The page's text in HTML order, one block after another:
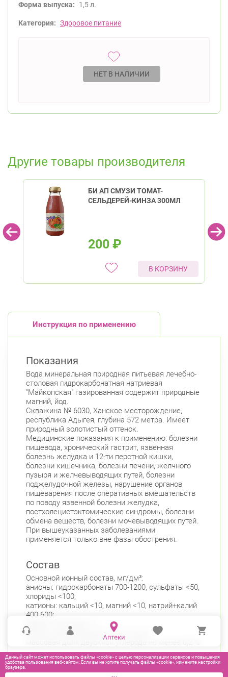
Форма выпуска: 1,5 л.
Категория: Здоровое питание
НЕТ В НАЛИЧИИ
Другие товары производителя
БИ АП СМУЗИ ТОМАТ-
СЕЛЬДЕРЕЙ-КИНЗА 300МЛ
200 ₽
В КОРЗИНУ
Инструкция по применению
Показания
Вода минеральная природная питьевая лечебно-
столовая гидрокарбонатная натриевая
"Майкопская" газированная содержит природные
магний, йод.
Скважина № 6030, Ханское месторождение,
республика Адыгея, глубина 572 метра. Имеет
природный золотистый оттенок.
Медицинские показания к применению: болезни
пищевода, хронический гастрит, язвенная
болезнь желудка и 12-ти перстной кишки,
болезни кишечника, болезни печени, желчного
пузыря и желчевыводящих путей, болезни
поджелудочной железы, нарушение органов
пищеварения после оперативных вмешательств
по поводу язвенной болезни желудка,
постхолецистэктомические синдромы, болезни
обмена веществ, болезни мочевыводящих путей.
При вышеуказанных заболеваниями
применяется только вне фазы обострения.
Состав
Основной ионный состав, мг/дм³:
анионы: гидрокарбонаты 700-1200, сульфаты <50,
хлориды <100;
катионы: кальций <10, магний <10, натрий+калий
400-600;
йодид <5, фторид <1;
общая минерализация 1,0-2,0 г/дм³;
массовая доля двуокиси углерода не менее 0,2 %
Данный сайт может использовать файлы «cookie» с целью персонализации сервисов и повышения
удобства пользования веб-сайтом. Если вы не хотите получать файлы «cookie», измените настройки
браузера.